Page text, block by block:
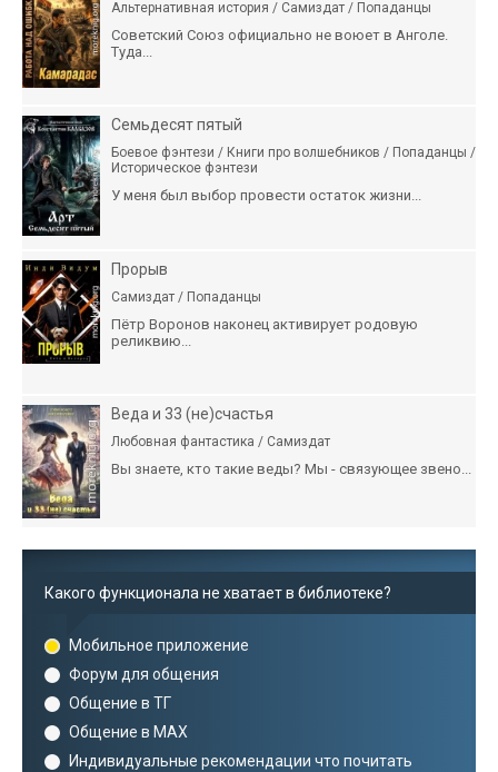
Альтернативная история / Самиздат / Попаданцы
Советский Союз официально не воюет в Анголе.
Туда...
Семьдесят пятый
Боевое фэнтези / Книги про волшебников / Попаданцы /
Историческое фэнтези
У меня был выбор провести остаток жизни...
Прорыв
Самиздат / Попаданцы
Пётр Воронов наконец активирует родовую
реликвию...
Веда и 33 (не)счастья
Любовная фантастика / Самиздат
Вы знаете, кто такие веды? Мы - связующее звено...
Какого функционала не хватает в библиотеке?
Мобильное приложение
Форум для общения
Общение в ТГ
Общение в MAX
Индивидуальные рекомендации что почитать